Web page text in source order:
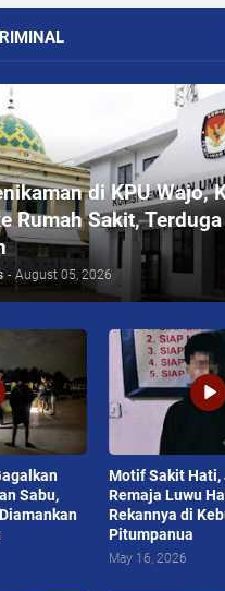
di KPU Wajo,
Rumah Sakit,
- August 05, 2026
Sabu,
Motif Sakit Hati,
Remaja Luwu
Rekannya di
Pitumpanua
May 16, 2026